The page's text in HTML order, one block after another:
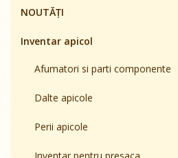
NOUTĂȚI
Inventar apicol
Afumatori si parti componente
Dalte apicole
Perii apicole
Inventar pentru presaca